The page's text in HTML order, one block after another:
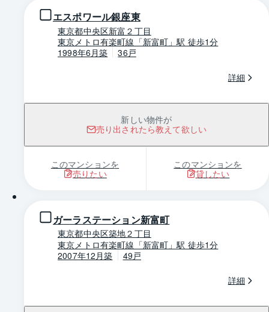
エスポワール銀座東
東京都中央区新富２丁目
東京メトロ有楽町線「新富町」駅 徒歩1分
1998年6月築
36戸
詳細
新しい物件が
売り出されたら教えて欲しい
このマンションを
売りたい
このマンションを
貸したい
ガーラステーション新富町
東京都中央区築地２丁目
東京メトロ有楽町線「新富町」駅 徒歩1分
2007年12月築
49戸
詳細